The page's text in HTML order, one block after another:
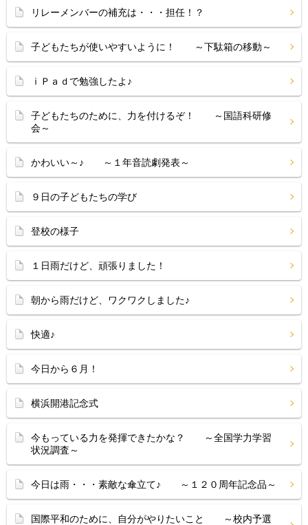
リレーメンバーの補充は・・・担任！？
子どもたちが使いやすいように！ ～下駄箱の移動～
ｉＰａｄで勉強したよ♪
子どもたちのために、力を付けるぞ！ ～国語科研修
会～
かわいい～♪ ～１年音読劇発表～
９日の子どもたちの学び
登校の様子
１日雨だけど、頑張りました！
朝から雨だけど、ワクワクしました♪
快適♪
今日から６月！
横浜開港記念式
今もっている力を発揮できたかな？ ～全国学力学習
状況調査～
今日は雨・・・素敵な傘立て♪ ～１２０周年記念品～
国際平和のために、自分がやりたいこと ～校内予選